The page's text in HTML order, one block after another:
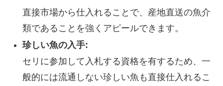
直接市場から仕入れることで、産地直送の魚介
類であることを強くアピールできます。
珍しい魚の入手:
セリに参加して入札する資格を有するため、一
般的には流通しない珍しい魚も直接仕入れるこ